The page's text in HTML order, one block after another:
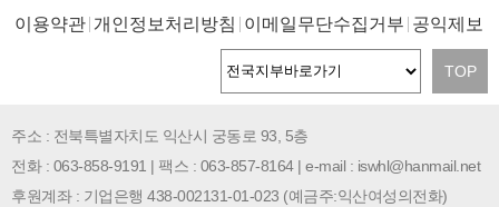
이용약관 개인정보처리방침 이메일무단수집거부 공익제보
TOP
주소 : 전북특별자치도 익산시 궁동로 93, 5층
전화 : 063-858-9191 | 팩스 : 063-857-8164 | e-mail : iswhl@hanmail.net
후원계좌 : 기업은행 438-002131-01-023 (예금주:익산여성의전화)